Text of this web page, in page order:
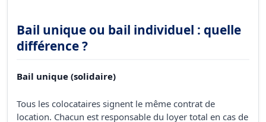
Bail unique ou bail individuel : quelle
différence ?
Bail unique (solidaire)
Tous les colocataires signent le même contrat de
location. Chacun est responsable du loyer total en cas de